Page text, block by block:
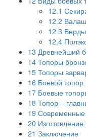
12.1
12.2
12.3
12.4
13 Древнейший
14 Топоры
15 Топоры
16 Боевой топор
17 Боевые
18 Топор –
19
20
21 Заключение